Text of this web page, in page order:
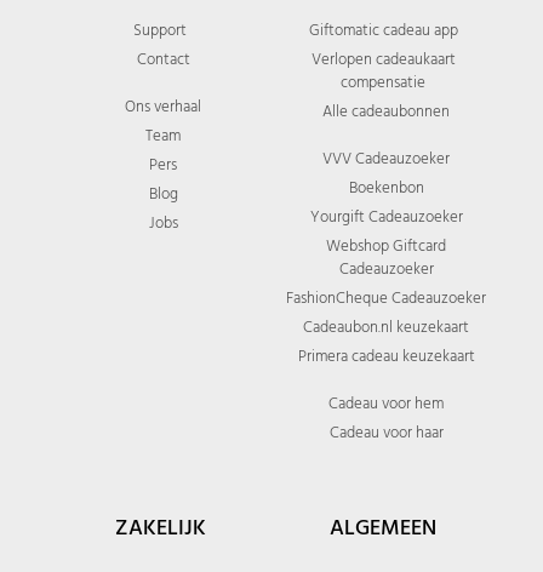
Support
Contact
Ons verhaal
Team
Pers
Blog
Jobs
Giftomatic cadeau app
Verlopen cadeaukaart
compensatie
Alle cadeaubonnen
VVV Cadeauzoeker
Boekenbon
Yourgift Cadeauzoeker
Webshop Giftcard
Cadeauzoeker
FashionCheque Cadeauzoeker
Cadeaubon.nl keuzekaart
Primera cadeau keuzekaart
Cadeau voor hem
Cadeau voor haar
ZAKELIJK ALGEMEEN